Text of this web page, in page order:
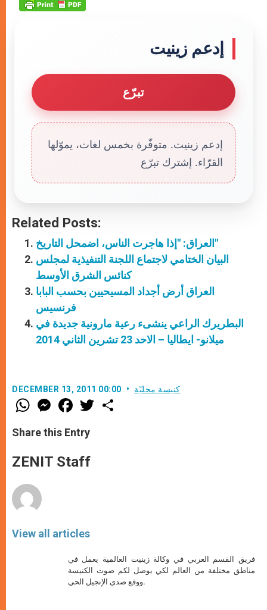
إدعم زينيت
تبرّع
إدعم زينيت. متوفّرة بخمس لغات، يموّلها
القرّاء. إشترك تبرّع
Related Posts:
العراق: "إذا هاجرت الناس، اضمحل التاريخ"
البيان الختامي لاجتماع اللجنة التنفيذية لمجلس
كنائس الشرق الأوسط
العراق أرض أجداد المسيحيين بحسب البابا
فرنسيس
البطريرك الراعي ينشىء رعية مارونية جديدة في
ميلانو- ايطاليا – الاحد 23 تشرين الثاني 2014
DECEMBER 13, 2011 00:00 كنيسة محليّة
W
h
t
s
p
p
M
e
s
e
g
e
F
a
e
b
o
k
w
Share this Entry
ZENIT Staff
View all articles
فريق القسم العربي في وكالة زينيت العالمية يعمل في
مناطق مختلفة من العالم لكي يوصل لكم صوت الكنيسة
ووقع صدى الإنجيل الحي.